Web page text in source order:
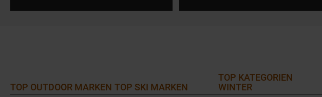
TOP OUTDOOR MARKEN TOP SKI MARKEN
TOP KATEGORIEN
WINTER